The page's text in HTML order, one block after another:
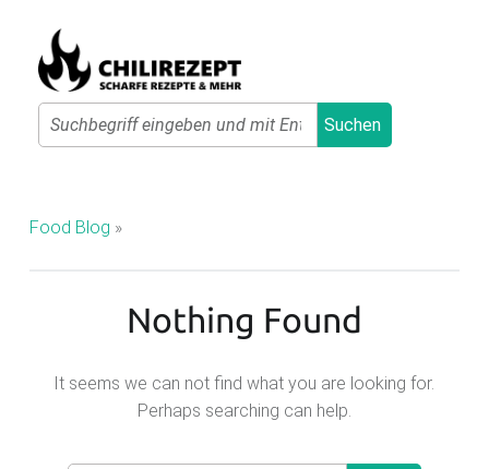
Search
Suchen
I
Z
Food Blog »
Nothing Found
It seems we can not find what you are looking for.
Perhaps searching can help.